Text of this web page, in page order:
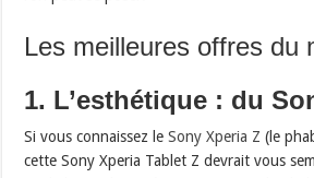
Les meilleures offres du
1. L’esthétique : du
Si vous connaissez leSony Xperia Z (le
cette Sony Xperia Tablet Z devrait vous